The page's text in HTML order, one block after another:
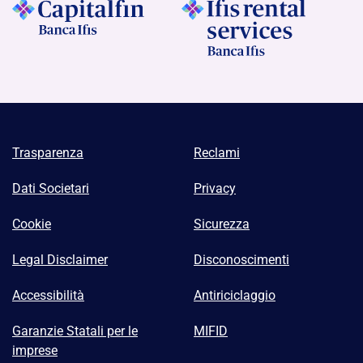
Trasparenza Reclami
Dati Societari Privacy
Cookie Sicurezza
Legal Disclaimer Disconoscimenti
Accessibilità Antiriciclaggio
Garanzie Statali per le
imprese
MIFID